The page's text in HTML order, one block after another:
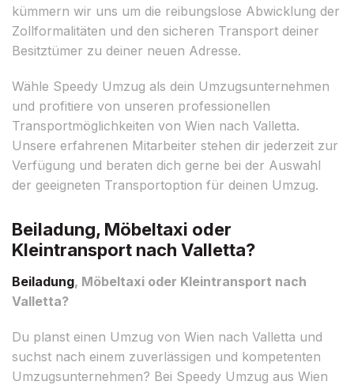
kümmern wir uns um die reibungslose Abwicklung der
Zollformalitäten und den sicheren Transport deiner
Besitztümer zu deiner neuen Adresse.
Wähle Speedy Umzug als dein Umzugsunternehmen
und profitiere von unseren professionellen
Transportmöglichkeiten von Wien nach Valletta.
Unsere erfahrenen Mitarbeiter stehen dir jederzeit zur
Verfügung und beraten dich gerne bei der Auswahl
der geeigneten Transportoption für deinen Umzug.
Beiladung, Möbeltaxi oder
Kleintransport nach Valletta?
Beiladung, Möbeltaxi oder Kleintransport nach
Valletta?
Du planst einen Umzug von Wien nach Valletta und
suchst nach einem zuverlässigen und kompetenten
Umzugsunternehmen? Bei Speedy Umzug aus Wien